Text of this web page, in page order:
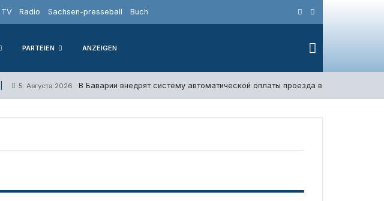
TV Radio Sachsen-presseball Buch
PARTEIEN ANZEIGEN
5. Августа 2026 В Баварии внедрят систему автоматической оплаты проезда в общественном